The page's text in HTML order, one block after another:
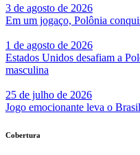
3 de agosto de 2026
Em um jogaço, Polônia
1 de agosto de 2026
Estados Unidos desafiam a
masculina
25 de julho de 2026
Jogo emocionante leva o
Cobertura